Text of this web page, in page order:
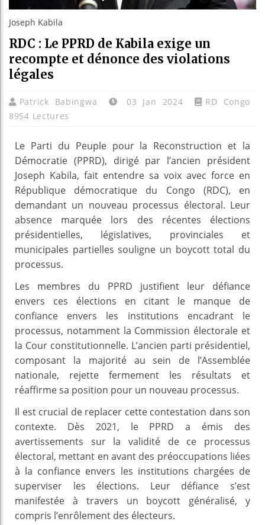
Joseph Kabila
RDC : Le PPRD de Kabila exige un
recompte et dénonce des violations
légales
Patrick Babingwa 03 Jan 2024
RD Congo
8954 Lectures
Le Parti du Peuple pour la Reconstruction et la
Démocratie (PPRD), dirigé par l’ancien président
Joseph Kabila, fait entendre sa voix avec force en
République démocratique du Congo (RDC), en
demandant un nouveau processus électoral. Leur
absence marquée lors des récentes élections
présidentielles, législatives, provinciales et
municipales partielles souligne un boycott total du
processus.
Les membres du PPRD justifient leur défiance
envers ces élections en citant le manque de
confiance envers les institutions encadrant le
processus, notamment la Commission électorale et
la Cour constitutionnelle. L’ancien parti présidentiel,
composant la majorité au sein de l’Assemblée
nationale, rejette fermement les résultats et
réaffirme sa position pour un nouveau processus.
Il est crucial de replacer cette contestation dans son
contexte. Dès 2021, le PPRD a émis des
avertissements sur la validité de ce processus
électoral, mettant en avant des préoccupations liées
à la confiance envers les institutions chargées de
superviser les élections. Leur défiance s’est
manifestée à travers un boycott généralisé, y
compris l’enrôlement des électeurs.